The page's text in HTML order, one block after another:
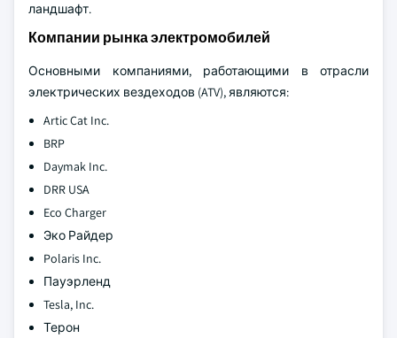
ландшафт.
Компании рынка электромобилей
Основными компаниями, работающими в отрасли
электрических вездеходов (ATV), являются:
Artic Cat Inc.
BRP
Daymak Inc.
DRR USA
Eco Charger
Эко Райдер
Polaris Inc.
Пауэрленд
Tesla, Inc.
Терон